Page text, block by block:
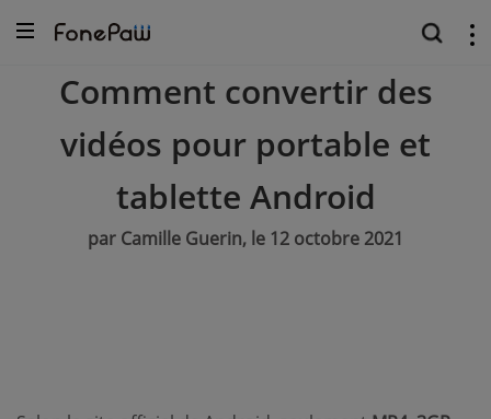
Comment convertir des
vidéos pour portable et
tablette Android
par Camille Guerin, le 12 octobre 2021